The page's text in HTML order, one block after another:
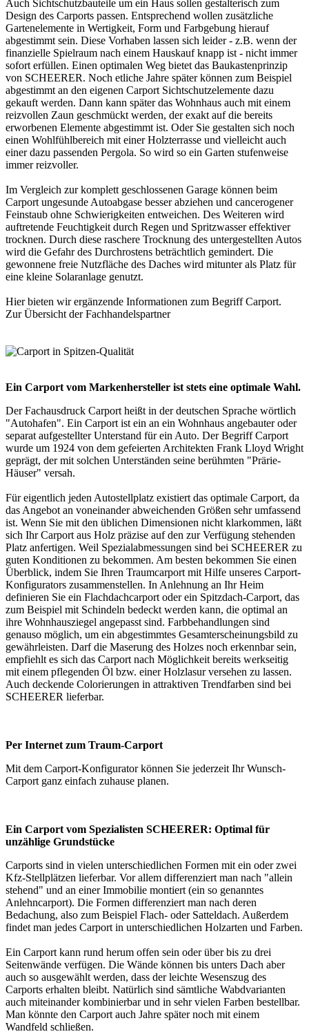
Auch Sichtschutzbauteile um ein Haus sollen gestalterisch zum
Design des Carports passen. Entsprechend wollen zusätzliche
Gartenelemente in Wertigkeit, Form und Farbgebung hierauf
abgestimmt sein. Diese Vorhaben lassen sich leider - z.B. wenn der
finanzielle Spielraum nach einem Hauskauf knapp ist - nicht immer
sofort erfüllen. Einen optimalen Weg bietet das Baukastenprinzip
von SCHEERER. Noch etliche Jahre später können zum Beispiel
abgestimmt an den eigenen Carport Sichtschutzelemente dazu
gekauft werden. Dann kann später das Wohnhaus auch mit einem
reizvollen Zaun geschmückt werden, der exakt auf die bereits
erworbenen Elemente abgestimmt ist. Oder Sie gestalten sich noch
einen Wohlfühlbereich mit einer Holzterrasse und vielleicht auch
einer dazu passenden Pergola. So wird so ein Garten stufenweise
immer reizvoller.
Im Vergleich zur komplett geschlossenen Garage können beim
Carport ungesunde Autoabgase besser abziehen und cancerogener
Feinstaub ohne Schwierigkeiten entweichen. Des Weiteren wird
auftretende Feuchtigkeit durch Regen und Spritzwasser effektiver
trocknen. Durch diese raschere Trocknung des untergestellten Autos
wird die Gefahr des Durchrostens beträchtlich gemindert. Die
gewonnene freie Nutzfläche des Daches wird mitunter als Platz für
eine kleine Solaranlage genutzt.
Hier bieten wir ergänzende Informationen zum BegriffCarport.
Zur Übersicht derFachhandelspartner
Ein Carport vom Markenhersteller ist stets eine optimale Wahl.
Der Fachausdruck Carport heißt in der deutschen Sprache wörtlich
"Autohafen". Ein Carport ist ein an ein Wohnhaus angebauter oder
separat aufgestellter Unterstand für ein Auto. Der BegriffCarport
wurde um 1924 von dem gefeierten Architekten Frank Lloyd Wright
geprägt, der mit solchen Unterständen seine berühmten "Prärie-
Häuser" versah.
Für eigentlich jeden Autostellplatz existiert das optimale Carport, da
das Angebot an voneinander abweichenden Größen sehr umfassend
ist. Wenn Sie mit den üblichen Dimensionen nicht klarkommen, läßt
sich Ihr Carport aus Holz präzise auf den zur Verfügung stehenden
Platz anfertigen. Weil Spezialabmessungen sind bei SCHEERER zu
guten Konditionen zu bekommen. Am besten bekommen Sie einen
Überblick, indem Sie Ihren Traumcarport mit Hilfe unseres Carport-
Konfigurators zusammenstellen. In Anlehnung an Ihr Heim
definieren Sie ein Flachdachcarport oder ein Spitzdach-Carport, das
zum Beispiel mit Schindeln bedeckt werden kann, die optimal an
ihre Wohnhausziegel angepasst sind. Farbbehandlungen sind
genauso möglich, um ein abgestimmtes Gesamterscheinungsbild zu
gewährleisten. Darf die Maserung des Holzes noch erkennbar sein,
empfiehlt es sich das Carport nach Möglichkeit bereits werkseitig
mit einem pflegenden Öl bzw. einer Holzlasur versehen zu lassen.
Auch deckende Colorierungen in attraktiven Trendfarben sind bei
SCHEERER lieferbar.
Per Internet zum Traum-Carport
Mit dem Carport-Konfiguratorkönnen Sie jederzeit Ihr Wunsch-
Carport ganz einfach zuhause planen.
Ein Carport vom Spezialisten SCHEERER: Optimal für
unzählige Grundstücke
Carports sind in vielen unterschiedlichen Formen mit ein oder zwei
Kfz-Stellplätzen lieferbar. Vor allem differenziert man nach "allein
stehend" und an einer Immobilie montiert (ein so genanntes
Anlehncarport). Die Formen differenziert man nach deren
Bedachung, also zum Beispiel Flach- oder Satteldach. Außerdem
findet man jedes Carport in unterschiedlichen Holzarten und Farben.
Ein Carport kann rund herum offen sein oder über bis zu drei
Seitenwände verfügen. Die Wände können bis unters Dach aber
auch so ausgewählt werden, dass der leichte Wesenszug des
Carports erhalten bleibt. Natürlich sind sämtliche Wabdvarianten
auch miteinander kombinierbar und in sehr vielen Farben bestellbar.
Man könnte den Carport auch Jahre später noch mit einem
Wandfeld schließen.